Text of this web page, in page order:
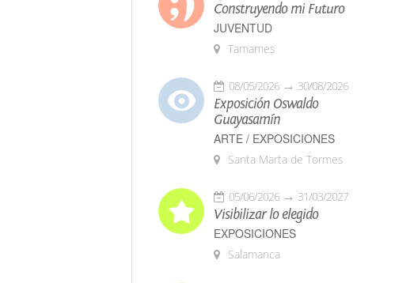
Construyendo mi Futuro
JUVENTUD
Tamames
08/05/2026 30/08/2026
Exposición Oswaldo
Guayasamín
ARTE / EXPOSICIONES
Santa Marta de Tormes
05/06/2026 31/03/2027
Visibilizar lo elegido
EXPOSICIONES
Salamanca